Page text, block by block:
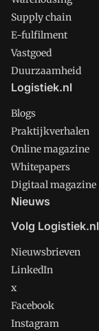
Supply chain
E-fulfilment
Vastgoed
Duurzaamheid
Logistiek.nl
Blogs
Praktijkverhalen
Online magazine
Whitepapers
Digitaal magazine
Nieuws
Volg Logistiek.nl
Nieuwsbrieven
LinkedIn
x
Facebook
Instagram